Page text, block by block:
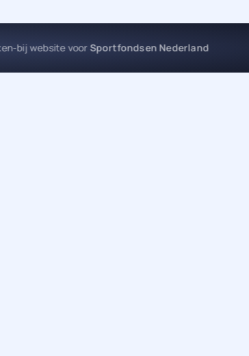
bij website voorSportfondsen Nederland